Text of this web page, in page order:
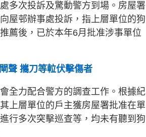
多次投訴及驚動警方到場。房屋署
屋邨辦事處投訴，指上層單位的狗
薦後，已於本年6月批准涉事單位
聲 攜刀等𨋢伏擊傷者
全力配合警方的調查工作。根據紀
上層單位的戶主獲房屋署批准在單
行多次突擊巡查等，均未有聽到狗